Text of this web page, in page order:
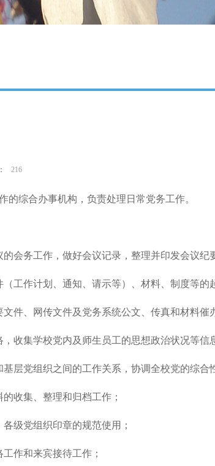
216
的综合办事机构，负责处理日常党务工作。
会务工作，做好会议记录，整理并印发会议纪
工作计划、通知、请示等）、材料、制度等的
件、网传文件及党务系统公文、传真和材料催
收集学校党内及师生员工的思想政治状况等信
层党组织之间的工作关系，协调全校党的综合
收集、整理和归档工作；
级党组织印章的规范使用；
作和来宾接待工作；